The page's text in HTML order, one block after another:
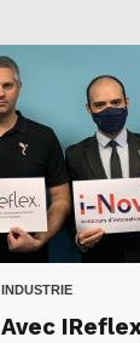
INDUSTRIE
Avec